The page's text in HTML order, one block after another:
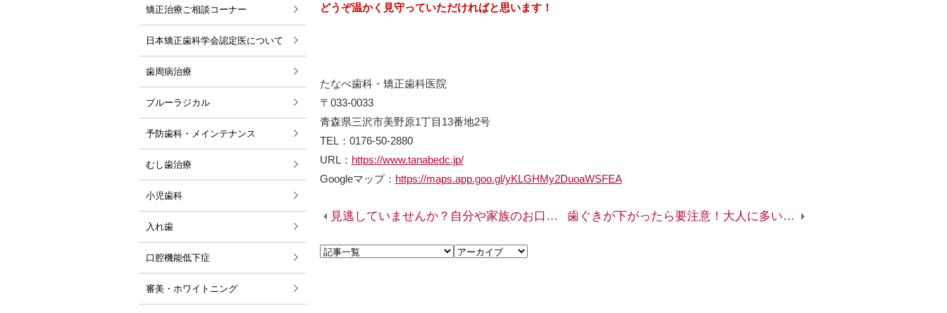
どうぞ温かく見守っていただければと思います！
たなべ歯科・矯正歯科医院
〒033-0033
青森県三沢市美野原1丁目13番地2号
TEL：0176-50-2880
URL： https://www.tanabedc.jp/
Googleマップ： https://maps.app.goo.gl/yKLGHMy2DuoaWSFEA
見逃していませんか？自分や家族のお口の機能低下のサイン 歯ぐきが下がったら要注意！大人に多い根元むし歯
2024年06月
2024年05月
2024年04月
2022年10月
2022年01月
2021年12月
2021年11月
2021年09月
矯正治療ご相談コーナー
日本矯正歯科学会認定医について
歯周病治療
ブルーラジカル
予防歯科・メインテナンス
むし歯治療
小児歯科
入れ歯
口腔機能低下症
審美・ホワイトニング